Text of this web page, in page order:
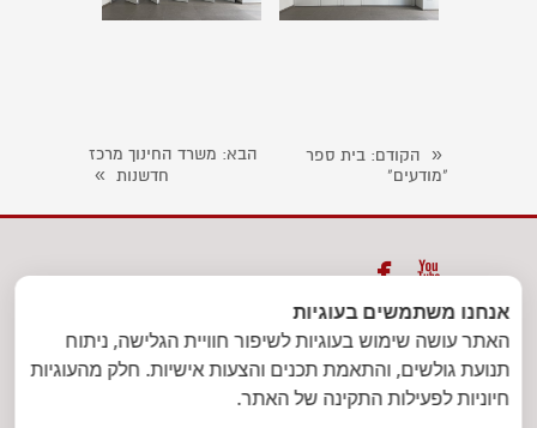
« הקודם: בית ספר
"מודעים"
הבא: משרד החינוך מרכז
חדשנות »

ת.ד. 39833 תל אביב יפו מיקוד
6139702
| טלפון: 03-7301471 | פקס:
1533-7305302
אנחנו משתמשים בעוגיות
האתר עושה שימוש בעוגיות לשיפור חוויית הגלישה, ניתוח
תנועת גולשים, והתאמת תכנים והצעות אישיות. חלק מהעוגיות
חיוניות לפעילות התקינה של האתר.